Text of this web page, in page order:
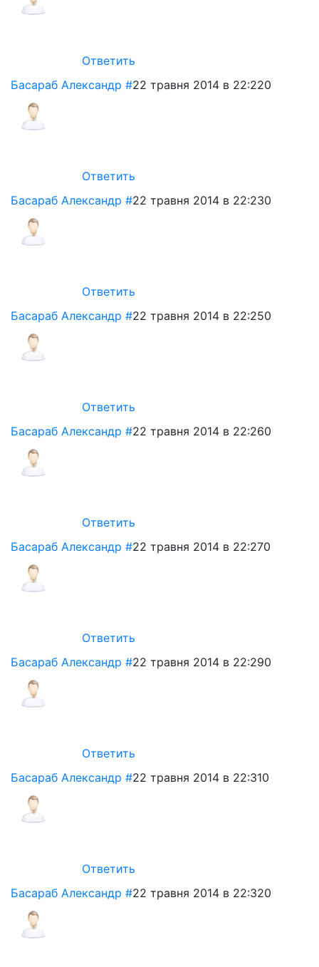
Ответить
Басараб Александр #22 травня 2014 в 22:220
Ответить
Басараб Александр #22 травня 2014 в 22:230
Ответить
Басараб Александр #22 травня 2014 в 22:250
Ответить
Басараб Александр #22 травня 2014 в 22:260
Ответить
Басараб Александр #22 травня 2014 в 22:270
Ответить
Басараб Александр #22 травня 2014 в 22:290
Ответить
Басараб Александр #22 травня 2014 в 22:310
Ответить
Басараб Александр #22 травня 2014 в 22:320